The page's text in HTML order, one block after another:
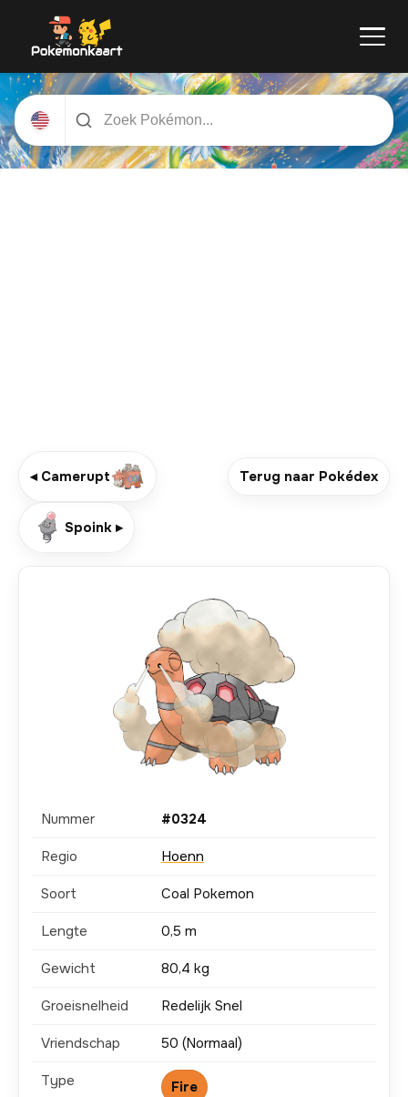
◂ Camerupt Terug naar Pokédex
Spoink ▸
Nummer #0324
Regio Hoenn
Soort Coal Pokemon
Lengte 0,5 m
Gewicht 80,4 kg
Groeisnelheid Redelijk Snel
Vriendschap 50 (Normaal)
Type Fire